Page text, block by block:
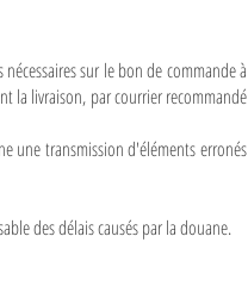
sur le bon de commande à
la livraison, par courrier recommandé
une transmission d'éléments erronés
des délais causés par la douane.